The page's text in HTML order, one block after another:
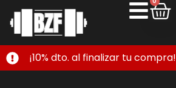
¡10% dto. al finalizar tu compra!